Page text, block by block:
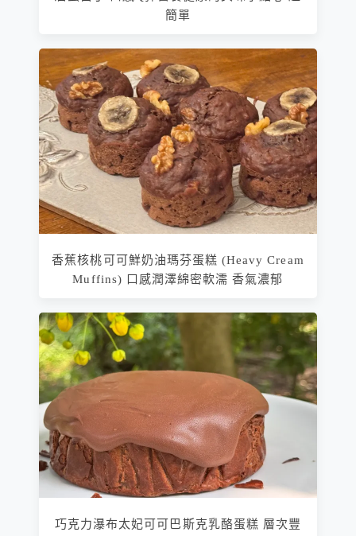
簡單
香蕉核桃可可鮮奶油瑪芬蛋糕 (Heavy Cream
Muffins) 口感潤澤綿密軟濡 香氣濃郁
巧克力瀑布太妃可可巴斯克乳酪蛋糕 層次豐